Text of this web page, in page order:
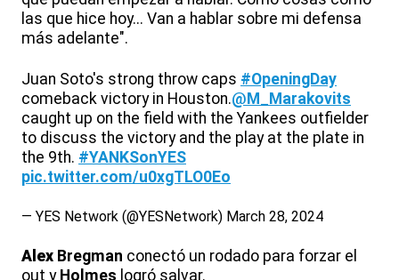
las que hice hoy... Van a hablar sobre mi defensa
más adelante".
Juan Soto's strong throw caps #OpeningDay
comeback victory in Houston.@M_Marakovits
caught up on the field with the Yankees outfielder
to discuss the victory and the play at the plate in
the 9th. #YANKSonYES
pic.twitter.com/u0xgTLO0Eo
— YES Network (@YESNetwork) March 28, 2024
Alex Bregman conectó un rodado para forzar el
out y Holmes logró salvar.